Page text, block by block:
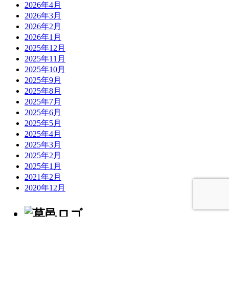
2026年4月
2026年3月
2026年2月
2026年1月
2025年12月
2025年11月
2025年10月
2025年9月
2025年8月
2025年7月
2025年6月
2025年5月
2025年4月
2025年3月
2025年2月
2025年1月
2021年2月
2020年12月